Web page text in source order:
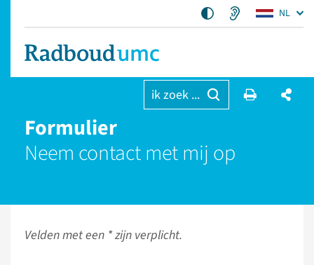
NL
ik zoek ...
Formulier
Neem contact met mij op
Velden met een * zijn verplicht.